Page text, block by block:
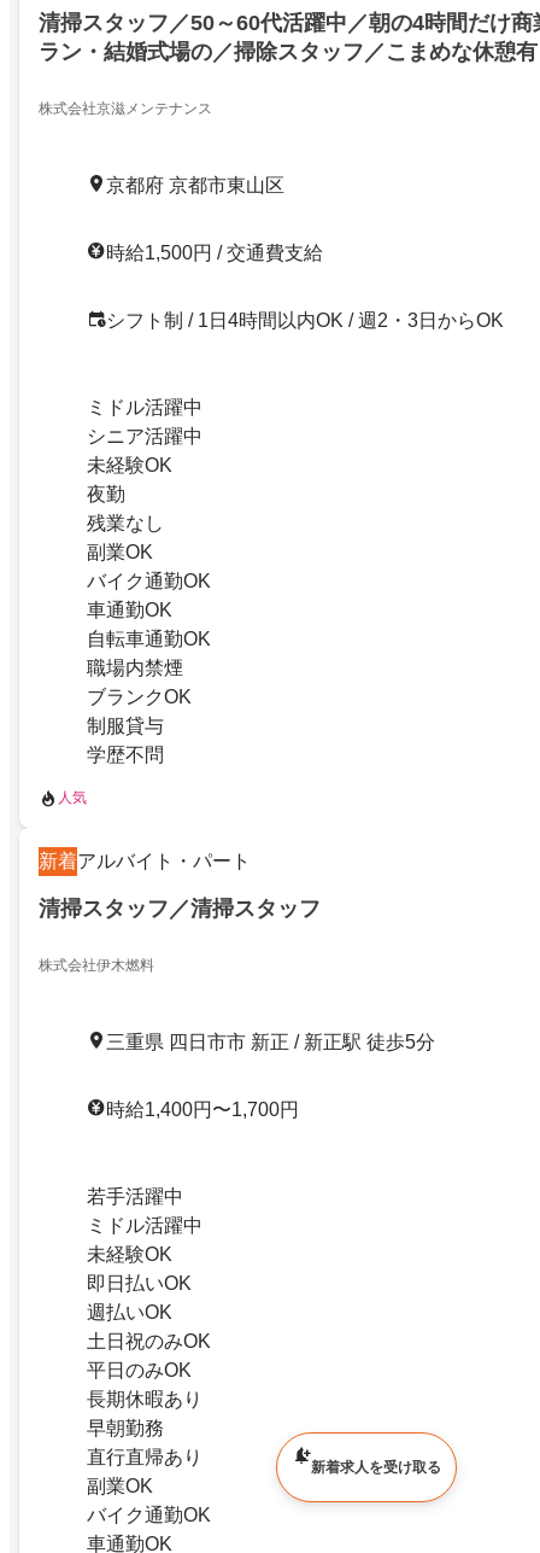
清掃スタッフ／50～60代活躍中／朝の4時間だけ
ラン・結婚式場の／掃除スタッフ／こまめな休憩有
株式会社京滋メンテナンス
京都府 京都市東山区
時給1,500円 / 交通費支給
シフト制 / 1日4時間以内OK / 週2・3日からOK
ミドル活躍中
シニア活躍中
未経験OK
夜勤
残業なし
副業OK
バイク通勤OK
車通勤OK
自転車通勤OK
職場内禁煙
ブランクOK
制服貸与
学歴不問
人気
新着アルバイト・パート
清掃スタッフ／清掃スタッフ
株式会社伊木燃料
三重県 四日市市 新正 / 新正駅 徒歩5分
時給1,400円〜1,700円
若手活躍中
ミドル活躍中
未経験OK
即日払いOK
週払いOK
土日祝のみOK
平日のみOK
長期休暇あり
早朝勤務
直行直帰あり
副業OK
バイク通勤OK
車通勤OK
新着求人を受け取る